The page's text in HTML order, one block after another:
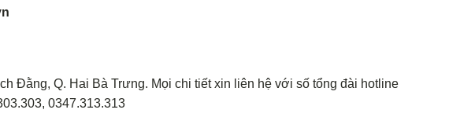
Đằng, Q. Hai Bà Trưng. Mọi chi tiết xin liên hệ với số tổng đài hotline
0347.313.313